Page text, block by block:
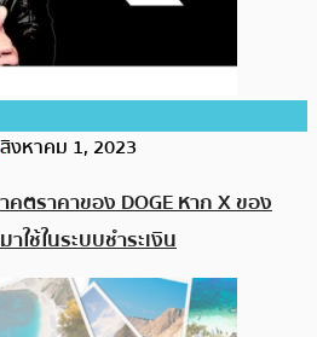
สิงหาคม 1, 2023
ตราคาของ DOGE หาก X ของ
ใช้ในระบบชำระเงิน